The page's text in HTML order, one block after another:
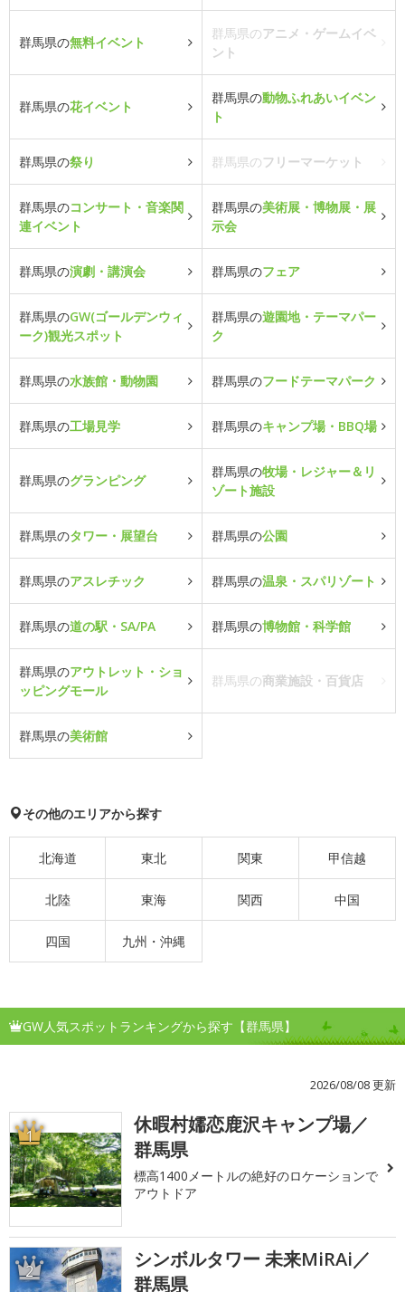
群馬県の無料イベント
群馬県のアニメ・ゲームイベ
ント
群馬県の花イベント
群馬県の動物ふれあいイベン
ト
群馬県の祭り 群馬県のフリーマーケット
群馬県のコンサート・音楽関
連イベント
群馬県の美術展・博物展・展
示会
群馬県の演劇・講演会 群馬県のフェア
群馬県のGW(ゴールデンウィ
ーク)観光スポット
群馬県の遊園地・テーマパー
ク
群馬県の水族館・動物園 群馬県のフードテーマパーク
群馬県の工場見学 群馬県のキャンプ場・BBQ場
群馬県のグランピング
群馬県の牧場・レジャー＆リ
ゾート施設
群馬県のタワー・展望台 群馬県の公園
群馬県のアスレチック 群馬県の温泉・スパリゾート
群馬県の道の駅・SA/PA 群馬県の博物館・科学館
群馬県のアウトレット・ショ
ッピングモール
群馬県の商業施設・百貨店
群馬県の美術館
その他のエリアから探す
北海道 東北 関東 甲信越
北陸 東海 関西 中国
四国 九州・沖縄
GW人気スポットランキングから探す【群馬県】
2026/08/08 更新
1
休暇村嬬恋鹿沢キャンプ場／
群馬県
標高1400メートルの絶好のロケーションで
アウトドア
2
シンボルタワー 未来MiRAi／
群馬県